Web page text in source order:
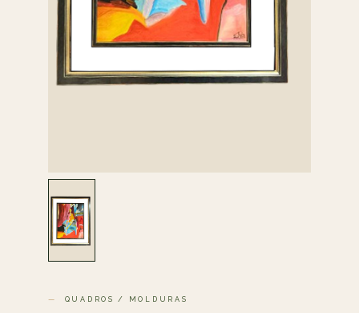
QUADROS / MOLDURAS